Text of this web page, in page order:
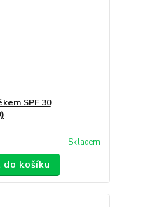
SPF 30
Skladem
do košíku